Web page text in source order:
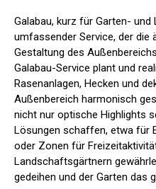
Galabau, kurz für Garten-
umfassender Service, der die
Gestaltung des
Galabau-Service plant und
Rasenanlagen, Hecken und
Außenbereich harmonisch
nicht nur optische Highlights
Lösungen schaffen, etwa für
oder Zonen für
Landschaftsgärtnern
gedeihen und der Garten das